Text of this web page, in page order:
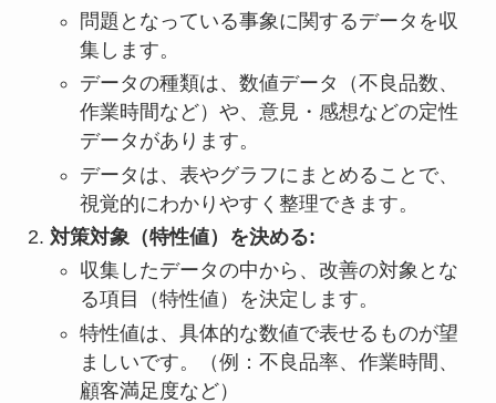
問題となっている事象に関するデータを収
集します。
データの種類は、数値データ（不良品数、
作業時間など）や、意見・感想などの定性
データがあります。
データは、表やグラフにまとめることで、
視覚的にわかりやすく整理できます。
対策対象（特性値）を決める:
収集したデータの中から、改善の対象とな
る項目（特性値）を決定します。
特性値は、具体的な数値で表せるものが望
ましいです。（例：不良品率、作業時間、
顧客満足度など）